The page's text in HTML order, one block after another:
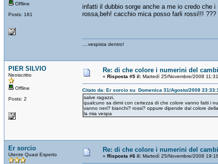
Offline
Posts: 181
infatti il dubbio sorge anche a me io credo che
rossa,beh! cacchio mica posso farli rossi!!! ???
....vespista dentro!
PIER SILVIO
Neoiscritto
Offline
Posts: 2
Re: di che colore i numerini del
« Risposta #5 il: Martedì 25/Novembre/2008
Citato da: Er sorcio su Domenica 31/Agosto/2008
salve ragazzi,
qualcuno sa dirmi con certezza di che colore vanno fatti i
vanno neri? bianchi? rossi? oppure dipende dal colore
la mia vespa
Er sorcio
Utente Quasi Esperto
Re: di che colore i numerini del
« Risposta #6 il: Martedì 25/Novembre/2008